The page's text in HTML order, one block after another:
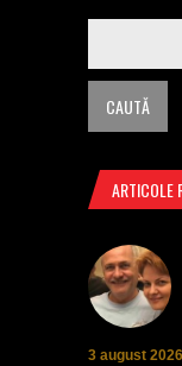
ARTICOLE
3 august 2026